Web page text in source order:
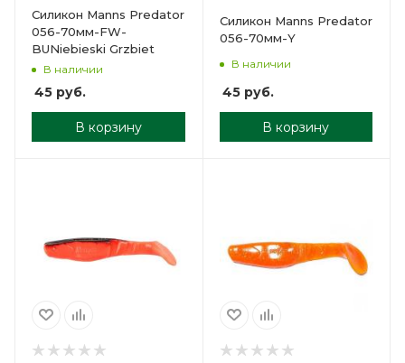
Силикон Manns Predator
056-70мм-FW-
BUNiebieski Grzbiet
В наличии
45 руб.
В корзину
Силикон Manns Predator
056-70мм-Y
В наличии
45руб.
В корзину